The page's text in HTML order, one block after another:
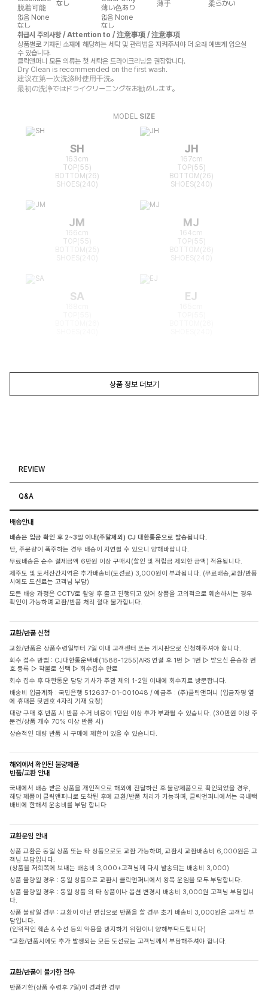
脱着可能
なし
薄い色あり
薄手
柔らかい
없음 None
なし
없음 None
なし
취급시 주의사항 / Attention to / 注意事项 / 注意事項
상품별로 기재된 소재에 해당하는 세탁 및 관리법을 지켜주셔야 더 오래 예쁘게 입으실
수 있습니다.
클릭앤퍼니 모든 의류는 첫 세탁은 드라이크리닝을 권장합니다.
Dry Clean is recommended on the first wash.
建议在第一次洗涤时使用干洗。
最初の洗浄ではドライクリーニングをお勧めします。
MODEL SIZE
SH
163cm
TOP(55)
BOTTOM(26)
SHOES(240)
JH
167cm
TOP(55)
BOTTOM(26)
SHOES(240)
JM
166cm
TOP(55)
BOTTOM(25)
MJ
164cm
TOP(55)
BOTTOM(26)
SA EJ
상품 정보 더보기
REVIEW
Q&A
배송안내
배송은 입금 확인 후 2~3일 이내(주말제외) CJ 대한통운으로 발송됩니다.
단, 주문량이 폭주하는 경우 배송이 지연될 수 있으니 양해바랍니다.
무료배송은 순수 결제금액 6만원 이상 구매시(할인 및 적립금 제외한 금액) 적용됩니다.
제주도 및 도서산간지역은 추가배송비(도선료) 3,000원이 부과됩니다. (무료배송,교환/반품
시에도 도선료는 고객님 부담)
모든 배송 과정은 CCTV로 촬영 후 출고 진행되고 있어 상품을 고의적으로 훼손하시는 경우
확인이 가능하며 교환/반품 처리 절대 불가합니다.
교환/반품 신청
교환/반품은 상품수령일부터 7일 이내 고객센터 또는 게시판으로 신청해주셔야 합니다.
회수 접수 방법 : CJ대한통운택배(1588-1255)ARS 연결 후 1번 ▷ 1번 ▷ 받으신 운송장 번
호 등록 ▷ 착불로 선택 ▷ 회수접수 완료
회수 접수 후 대한통운 담당 기사가 주말 제외 1-2일 이내에 회수지로 방문합니다.
배송비 입금계좌 : 국민은행 512637-01-001048 / 예금주 : (주)클릭앤퍼니 (입금자명 옆
에 휴대폰 뒷번호 4자리 기재 요청)
대량 구매 후 반품 시 반품 수거 비용이 1만원 이상 추가 부과될 수 있습니다. (30만원 이상 주
문건/상품 개수 70% 이상 반품 시)
상습적인 대량 반품 시 구매에 제한이 있을 수 있습니다.
해외에서 확인된 불량제품
반품/교환 안내
국내에서 배송 받은 상품을 개인적으로 해외에 전달하신 후 불량제품으로 확인되었을 경우,
해당 제품이 클릭앤퍼니로 도착된 후에 교환/반품 처리가 가능하며, 클릭앤퍼니에서는 국내택
배비에 한해서 운송비를 부담 합니다
교환운임 안내
상품 교환은 동일 상품 또는 타 상품으로도 교환 가능하며, 교환시 교환배송비 6,000원은 고
객님 부담입니다.
(상품을 저희쪽에 보내는 배송비 3,000+고객님께 다시 발송되는 배송비 3,000)
상품 불량일 경우 : 동일 상품으로 교환시 클릭앤퍼니에서 왕복 운임을 모두 부담합니다.
상품 불량일 경우 : 동일 상품 외 타 상품이나 옵션 변경시 배송비 3,000원 고객님 부담입니
다.
상품 불량일 경우 : 교환이 아닌 변심으로 반품을 할 경우 초기 배송비 3,000원은 고객님 부
담입니다.
(인위적인 훼손 & 수선 등의 악용을 방지하기 위함이니 양해부탁드립니다)
*교환/반품시에도 추가 발생되는 모든 도선료는 고객님께서 부담해주셔야 합니다.
교환/반품이 불가한 경우
반품기한(상품 수령후 7일)이 경과한 경우